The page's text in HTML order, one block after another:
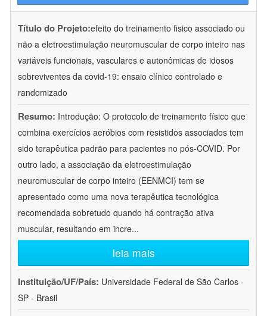
Título do Projeto:efeito do treinamento fisico associado ou
não a eletroestimulação neuromuscular de corpo inteiro nas
variáveis funcionais, vasculares e autonômicas de idosos
sobreviventes da covid-19: ensaio clínico controlado e
randomizado
Resumo: Introdução: O protocolo de treinamento físico que
combina exercícios aeróbios com resistidos associados tem
sido terapêutica padrão para pacientes no pós-COVID. Por
outro lado, a associação da eletroestimulação
neuromuscular de corpo inteiro (EENMCI) tem se
apresentado como uma nova terapêutica tecnológica
recomendada sobretudo quando há contração ativa
muscular, resultando em incre...
leia mais
Instituição/UF/País: Universidade Federal de São Carlos -
SP - Brasil